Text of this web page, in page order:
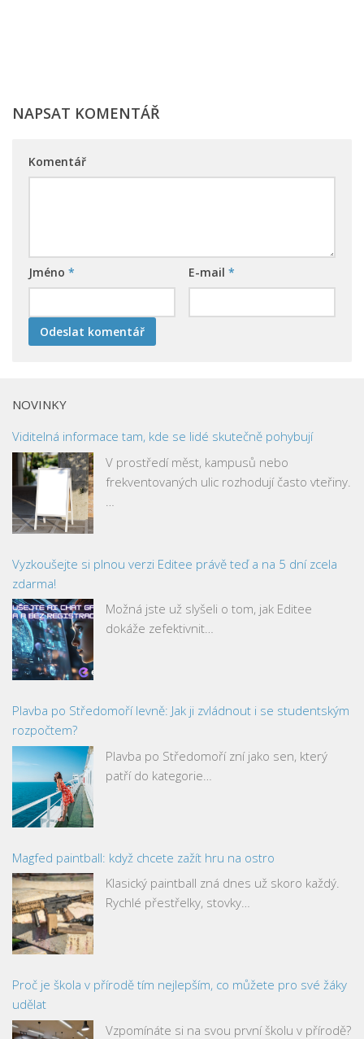
NAPSAT KOMENTÁŘ
Komentář
Jméno * E-mail *
NOVINKY
Viditelná informace tam, kde se lidé skutečně pohybují
V prostředí měst, kampusů nebo
frekventovaných ulic rozhodují často vteřiny.
Vyzkoušejte si plnou verzi Editee právě teď a na 5 dní zcela
zdarma!
Možná jste už slyšeli o tom, jak Editee
dokáže zefektivnit…
Plavba po Středomoří levně: Jak ji zvládnout i se studentským
rozpočtem?
Plavba po Středomoří zní jako sen, který
patří do kategorie…
Magfed paintball: když chcete zažít hru na ostro
Klasický paintball zná dnes už skoro každý.
Rychlé přestřelky, stovky…
Proč je škola v přírodě tím nejlepším, co můžete pro své žáky
udělat
Vzpomínáte si na svou první školu v přírodě?